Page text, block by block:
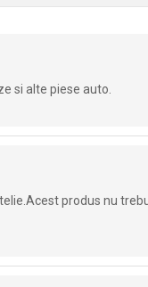
si alte piese auto.
produs nu